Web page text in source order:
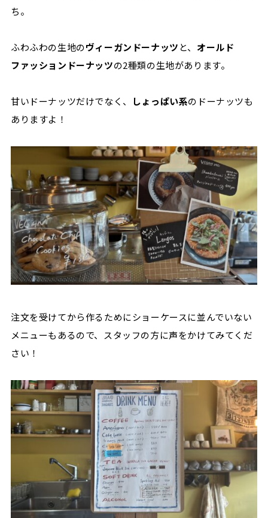
ち。
ふわふわの生地のヴィーガンドーナッツ と、 オールド
ファッションドーナッツの2種類の生地があります。
甘いドーナッツだけでなく、 しょっぱい系のドーナッツも
ありますよ！
注文を受けてから作るためにショーケースに並んでいない
メニューもあるので、スタッフの方に声をかけてみてくだ
さい！